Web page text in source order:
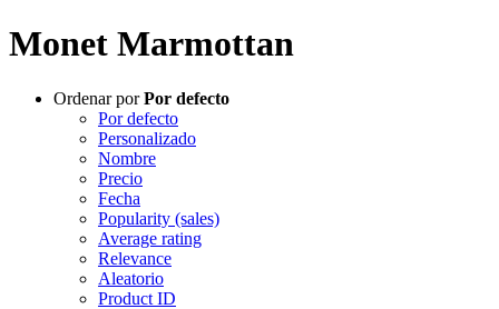
Monet Marmottan
Ordenar porPor defecto
Por defecto
Personalizado
Nombre
Precio
Fecha
Popularity (sales)
Average rating
Relevance
Aleatorio
Product ID